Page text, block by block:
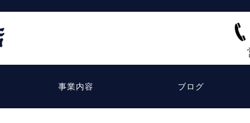
事業内容 ブログ